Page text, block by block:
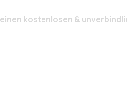
einen kostenlosen &